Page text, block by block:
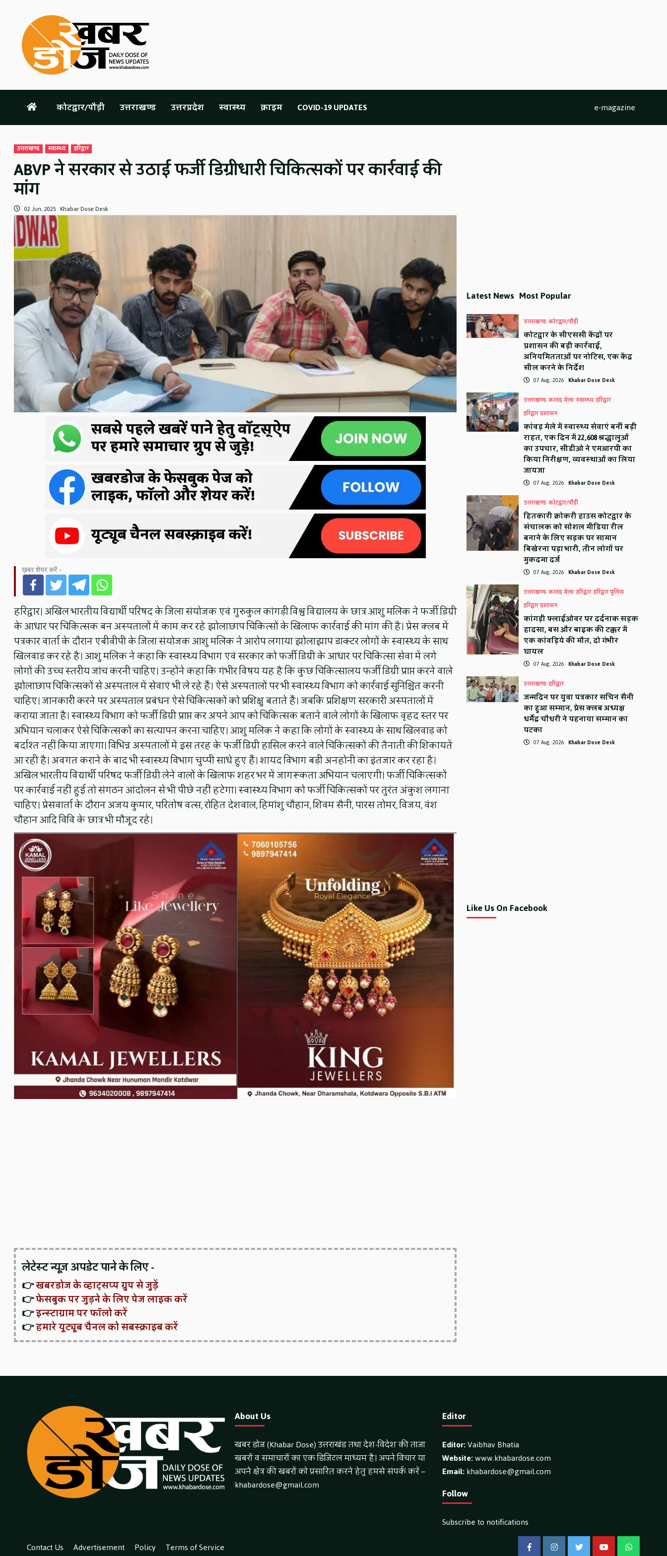
content
कोटद्वार/पौड़ी उत्तराखण्ड उत्तरप्रदेश स्वास्थ्य क्राइम COVID-19 UPDATES e-magazine
उत्तराखण्ड स्वास्थ्य हरिद्वार
ABVP ने सरकार से उठाई फर्जी डिग्रीधारी चिकित्सकों पर कार्रवाई की
मांग
02 Jun, 2025 Khabar Dose Desk
ख़बर शेयर करें -
हरिद्वार। अखिल भारतीय विद्यार्थी परिषद के जिला संयोजक एवं गुरुकुल कांगड़ी विश्व विद्यालय के छात्र आशु मलिक ने फर्जी डिग्री
के आधार पर चिकित्सक बन अस्पतालों में काम कर रहे झोलाछाप चिकित्सों के खिलाफ कार्रवाई की मांग की है। प्रेस क्लब में
पत्रकार वार्ता के दौरान एबीवीपी के जिला संयोजक आशु मलिक ने आरोप लगाया झोलाझाप डाक्टर लोगों के स्वास्थ्य के साथ
खिलवाड़ कर रहे है। आशु मलिक ने कहा कि स्वास्थ्य विभाग एवं सरकार को फर्जी डिग्री के आधार पर चिकित्सा सेवा में लगे
लोगों की उच्च स्तरीय जांच करनी चाहिए। उन्होंने कहा कि गंभीर विषय यह है कि कुछ चिकित्सालय फर्जी डिग्री प्राप्त करने वाले
झोलाछाप चिकित्सकों से अस्पताल में सेवाएं भी ले रहे हैं। ऐसे अस्पतालों पर भी स्वास्थ्य विभाग को कार्रवाई सुनिश्चित करनी
चाहिए। जानकारी करने पर अस्पताल प्रबंधन ऐसे चिकित्सकों को प्रशिक्षु बताते हैं। जबकि प्रशिक्षण सरकारी अस्पतालों में
कराया जाता है। स्वास्थ्य विभाग को फर्जी डिग्री प्राप्त कर अपने आप को चिकित्सक बताने वाले लोगों के खिलाफ वृहद स्तर पर
अभियान चलाकर ऐसे चिकित्सकों का सत्यापन करना चाहिए। आशु मलिक ने कहा कि लोगों के स्वास्थ्य के साथ खिलवाड़ को
बर्दाश्त नहीं किया जाएगा। विभिन्न अस्पतालों में इस तरह के फर्जी डिग्री हासिल करने वाले चिकित्सकों की तैनाती की शिकायतें
आ रही है। अवगत कराने के बाद भी स्वास्थ्य विभाग चुप्पी साधे हुए हैं। शायद विभाग बड़ी अनहोनी का इंतजार कर रहा है।
अखिल भारतीय विद्यार्थी परिषद फर्जी डिग्री लेने वालों के खिलाफ शहर भर में जागरूकता अभियान चलाएगी। फर्जी चिकित्सकों
पर कार्रवाई नहीं हुई तो संगठन आंदोलन से भी पीछे नहीं हटेगा। स्वास्थ्य विभाग को फर्जी चिकित्सकों पर तुरंत अंकुश लगाना
चाहिए। प्रेसवार्ता के दौरान अजय कुमार, परितोष वत्स, रोहित देशवाल, हिमांशु चौहान, शिवम सैनी, पारस तोमर, विजय, वंश
चौहान आदि विवि के छात्र भी मौजूद रहे।
लेटेस्ट न्यूज़ अपडेट पाने के लिए -
👉खबरडोज के व्हाट्सप्प ग्रुप से जुड़ें
👉फेसबुक पर जुड़ने के लिए पेज लाइक करें
👉इन्स्टाग्राम पर फॉलो करें
👉हमारे यूट्यूब चैनल को सबस्क्राइब करें
Latest News Most Popular
उत्तराखण्ड कोटद्वार/पौड़ी
कोटद्वार के सीएससी केंद्रों पर
प्रशासन की बड़ी कार्रवाई,
अनियमितताओं पर नोटिस, एक केंद्र
सील करने के निर्देश
07 Aug, 2026 Khabar Dose Desk
उत्तराखण्ड कावड़ मेला स्वास्थ्य हरिद्वार
हरिद्वार प्रशासन
कांवड़ मेले में स्वास्थ्य सेवाएं बनीं बड़ी
राहत, एक दिन में 22,608 श्रद्धालुओं
का उपचार, सीडीओ ने एमआरपी का
किया निरीक्षण, व्यवस्थाओं का लिया
जायजा
07 Aug, 2026 Khabar Dose Desk
उत्तराखण्ड कोटद्वार/पौड़ी
हितकारी क्रोकरी हाउस कोटद्वार के
संचालक को सोशल मीडिया रील
बनाने के लिए सड़क पर सामान
बिखेरना पड़ा भारी, तीन लोगों पर
मुकदमा दर्ज
07 Aug, 2026 Khabar Dose Desk
उत्तराखण्ड कावड़ मेला हरिद्वार हरिद्वार पुलिस
हरिद्वार प्रशासन
कांगड़ी फ्लाईओवर पर दर्दनाक सड़क
हादसा, बस और बाइक की टक्कर में
एक कांवड़िये की मौत, दो गंभीर
घायल
07 Aug, 2026 Khabar Dose Desk
उत्तराखण्ड हरिद्वार
जन्मदिन पर युवा पत्रकार सचिन सैनी
का हुआ सम्मान, प्रेस क्लब अध्यक्ष
धर्मेंद्र चौधरी ने पहनाया सम्मान का
पटका
07 Aug, 2026 Khabar Dose Desk
Like Us On Facebook
About Us
खबर डोज (Khabar Dose) उत्तराखंड तथा देश-विदेश की ताजा
खबरों व समाचारों का एक डिजिटल माध्यम है। अपने विचार या
अपने क्षेत्र की खबरों को प्रसारित करने हेतु हमसे संपर्क करें –
khabardose@gmail.com
Editor
Editor:Vaibhav Bhatia
Website:www.khabardose.com
Email:khabardose@gmail.com
Follow
Subscribe to notifications
Contact Us
Advertisement Policy Terms of Service FacebookInstagramTwitter YouTubeWhatsApp